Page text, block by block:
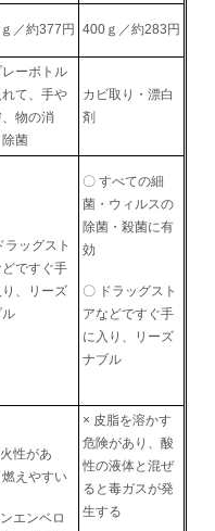
／約377円 400ｇ／約283円
レーボトル
れて、手や
、物の消
菌
カビ取り・漂白
剤
ラッグスト
どですぐ手
り、リーズ
〇 すべての細
菌・ウィルスの
除菌・殺菌に有
効
〇 ドラッグスト
アなどですぐ手
に入り、リーズ
ナブル
性があ
燃えやすい
エンベロ
× 皮脂を溶かす
危険があり、酸
性の液体と混ぜ
ると毒ガスが発
生する